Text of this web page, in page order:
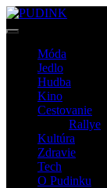
Móda
Jedlo
Hudba
Kino
Cestovanie
Rallye
Kultúra
Zdravie
Tech
O Pudinku